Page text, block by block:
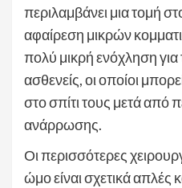
περιλαμβάνει μια τομή
αφαίρεση μικρών
πολύ μικρή ενόχληση
ασθενείς, οι οποίοι
στο σπίτι τους μετά από
ανάρρωσης.
Οι περισσότερες
ώμο είναι σχετικά απλές